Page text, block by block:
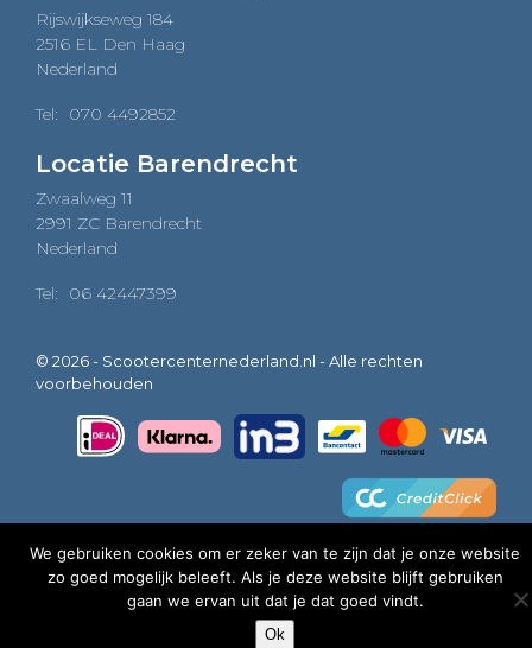
Rijswijkseweg 184
2516 EL Den Haag
Nederland
Tel: 070 4492852
Locatie Barendrecht
Zwaalweg 11
2991 ZC Barendrecht
Nederland
Tel: 06 42447399
© 2026 - Scootercenternederland.nl - Alle rechten
voorbehouden
We gebruiken cookies om er zeker van te zijn dat je onze website
zo goed mogelijk beleeft. Als je deze website blijft gebruiken
gaan we ervan uit dat je dat goed vindt.
Ok